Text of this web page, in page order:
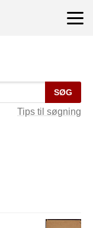
SØG
Tips til søgning